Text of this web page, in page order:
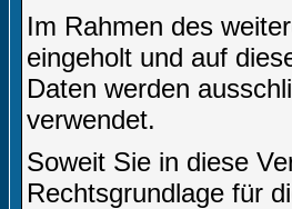
Im Rahmen des
eingeholt und auf
Daten werden
verwendet.
Soweit Sie in diese
Rechtsgrundlage für